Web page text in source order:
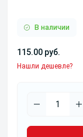
В наличии
115.00 руб.
Нашли дешевле?